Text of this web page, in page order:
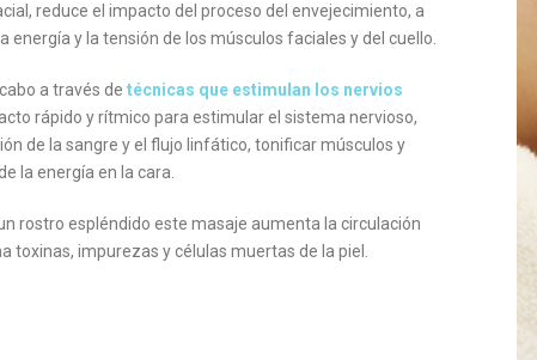
reduce el impacto del proceso del envejecimiento, a
energía y la tensión de los músculos faciales y del cuello.
a través de técnicas que estimulan los nervios
rápido y rítmico para estimular el sistema nervioso,
de la sangre y el flujo linfático, tonificar músculos y
la energía en la cara.
rostro espléndido este masaje aumenta la circulación
toxinas, impurezas y células muertas de la piel.